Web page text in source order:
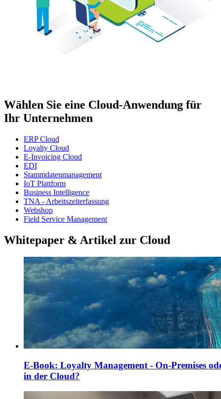
Wählen Sie eine Cloud-Anwendung für
Ihr Unternehmen
ERP Cloud
Loyalty Cloud
E-Invoicing Cloud
EDI
Stammdatenmanagement
IoT Plattform
Business Intelligence
TNA - Arbeitszeiterfassung
Webshop
Field Service Management
Whitepaper & Artikel zur Cloud
E-Book: Loyalty Management - On-Premises
in der Cloud?